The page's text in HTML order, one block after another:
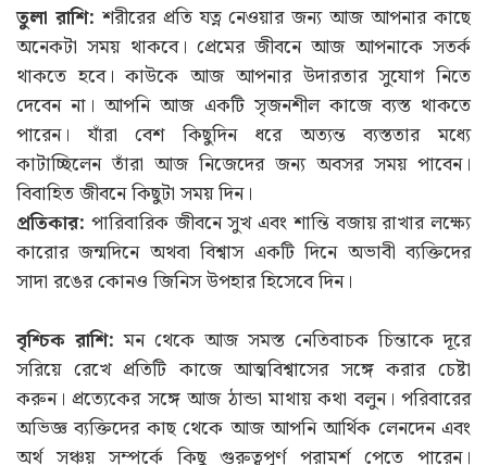
তুলা রাশি: শরীরের প্রতি যত্ন নেওয়ার জন্য আজ আপনার কাছে
অনেকটা সময় থাকবে। প্রেমের জীবনে আজ আপনাকে সতর্ক
থাকতে হবে। কাউকে আজ আপনার উদারতার সুযোগ নিতে
দেবেন না। আপনি আজ একটি সৃজনশীল কাজে ব্যস্ত থাকতে
পারেন। যাঁরা বেশ কিছুদিন ধরে অত্যন্ত ব্যস্ততার মধ্যে
কাটাচ্ছিলেন তাঁরা আজ নিজেদের জন্য অবসর সময় পাবেন।
বিবাহিত জীবনে কিছুটা সময় দিন।
প্রতিকার: পারিবারিক জীবনে সুখ এবং শান্তি বজায় রাখার লক্ষ্যে
কারোর জন্মদিনে অথবা বিশ্বাস একটি দিনে অভাবী ব্যক্তিদের
সাদা রঙের কোনও জিনিস উপহার হিসেবে দিন।
বৃশ্চিক রাশি: মন থেকে আজ সমস্ত নেতিবাচক চিন্তাকে দূরে
সরিয়ে রেখে প্রতিটি কাজে আত্মবিশ্বাসের সঙ্গে করার চেষ্টা
করুন। প্রত্যেকের সঙ্গে আজ ঠান্ডা মাথায় কথা বলুন। পরিবারের
অভিজ্ঞ ব্যক্তিদের কাছ থেকে আজ আপনি আর্থিক লেনদেন এবং
অর্থ সঞ্চয় সম্পর্কে কিছু গুরুত্বপূর্ণ পরামর্শ পেতে পারেন।